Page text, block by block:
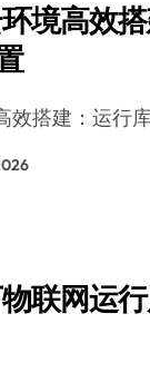
境高效
效搭建：运行
联网运